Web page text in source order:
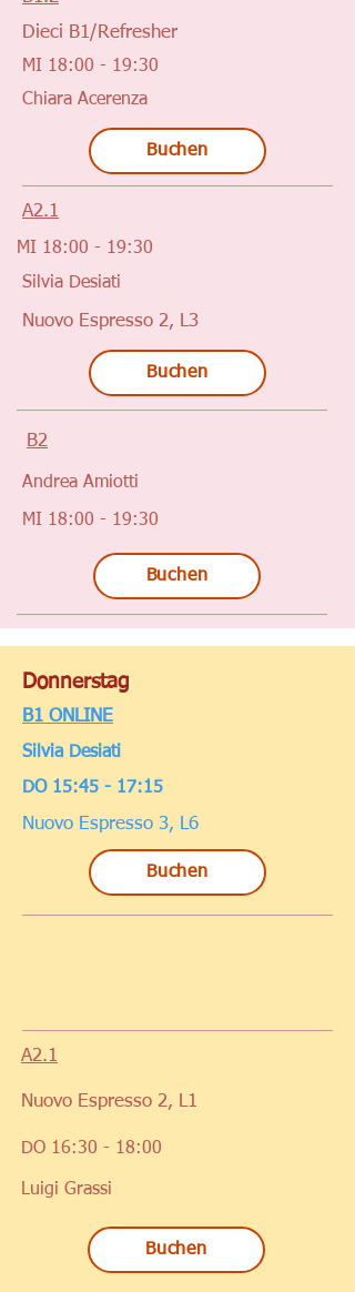
Dieci B1/Refresher
MI 18:00 - 19:30
Chiara Acerenza
Buchen
A2.1
MI 18:00 - 19:30
Silvia Desiati
Nuovo Espresso 2, L3
Buchen
B2
Andrea Amiotti
MI 18:00 - 19:30
Buchen
Donnerstag
B1 ONLINE
Silvia Desiati
DO 15:45 - 17:15
Nuovo Espresso 3, L6
Buchen
A2.1
Nuovo Espresso 2, L1
DO 16:30 - 18:00
Luigi Grassi
Buchen